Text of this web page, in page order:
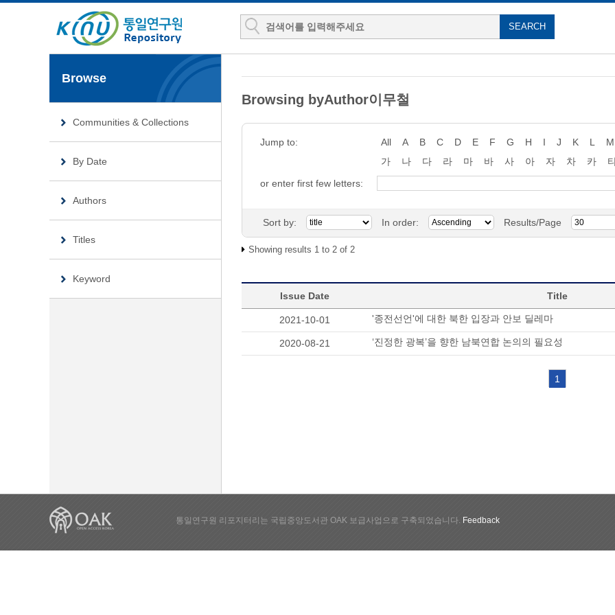
Browse
Communities & Collections
By Date
Authors
Titles
Keyword
Browsing byAuthor이무철
Jump to: All A B C D E F G H I J K L M
가
나 다 라 마 바 사 아 자 차 카
or enter first few letters:
Sort by: In order: Results/Page
Showing results 1 to 2 of 2
Issue Date Title
2021-10-01 '종전선언'에 대한 북한 입장과 안보 딜레마
2020-08-21 ‘진정한 광복’을 향한 남북연합 논의의 필요성
1
통일연구원 리포지터리는 국립중앙도서관 OAK 보급사업으로 구축되었습니다. Feedback